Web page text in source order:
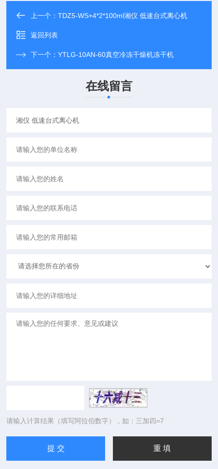
上一个：TDZ5-WS+4*2*100ml湘仪 低速台式离心机
返回列表
下一个：YTLG-10AN-60真空冷冻干燥机冻干机
在线留言
请输入计算结果（填写阿拉伯数字），如：三加四=7